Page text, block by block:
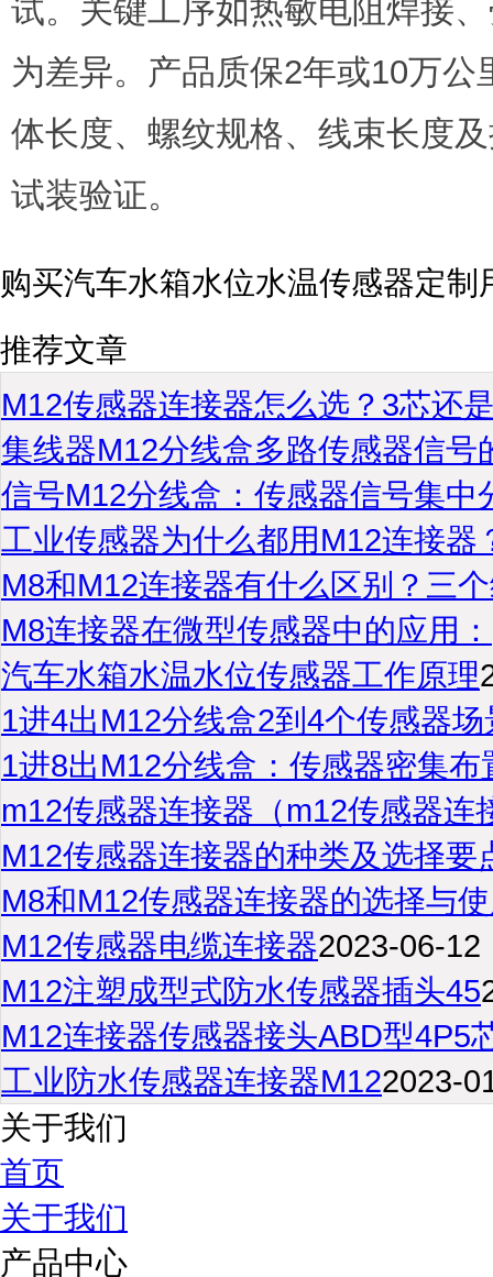
试。关键工序如热敏电阻焊接
为差异。产品质保2年或10万
体长度、螺纹规格、线束长度
试装验证。
购买汽车水箱水位水温传感器定制
推荐文章
M12传感器连接器怎么选？3芯还
集线器M12分线盒多路传感器信号
信号M12分线盒：传感器信号集中
工业传感器为什么都用M12连接器
M8和M12连接器有什么区别？三
M8连接器在微型传感器中的应用：
汽车水箱水温水位传感器工作原理
1进4出M12分线盒2到4个传感器场
1进8出M12分线盒：传感器密集布
m12传感器连接器（m12传感器连
M12传感器连接器的种类及选择要
M8和M12传感器连接器的选择与
M12传感器电缆连接器2023-06-12
M12注塑成型式防水传感器插头45
M12连接器传感器接头ABD型4P5
工业防水传感器连接器M122023-
关于我们
首页
关于我们
产品中心